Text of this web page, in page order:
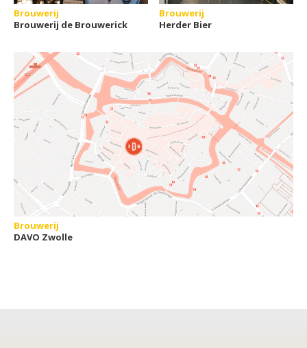
Brouwerij
Brouwerij de Brouwerick
Brouwerij
Herder Bier
Brouwerij
DAVO Zwolle